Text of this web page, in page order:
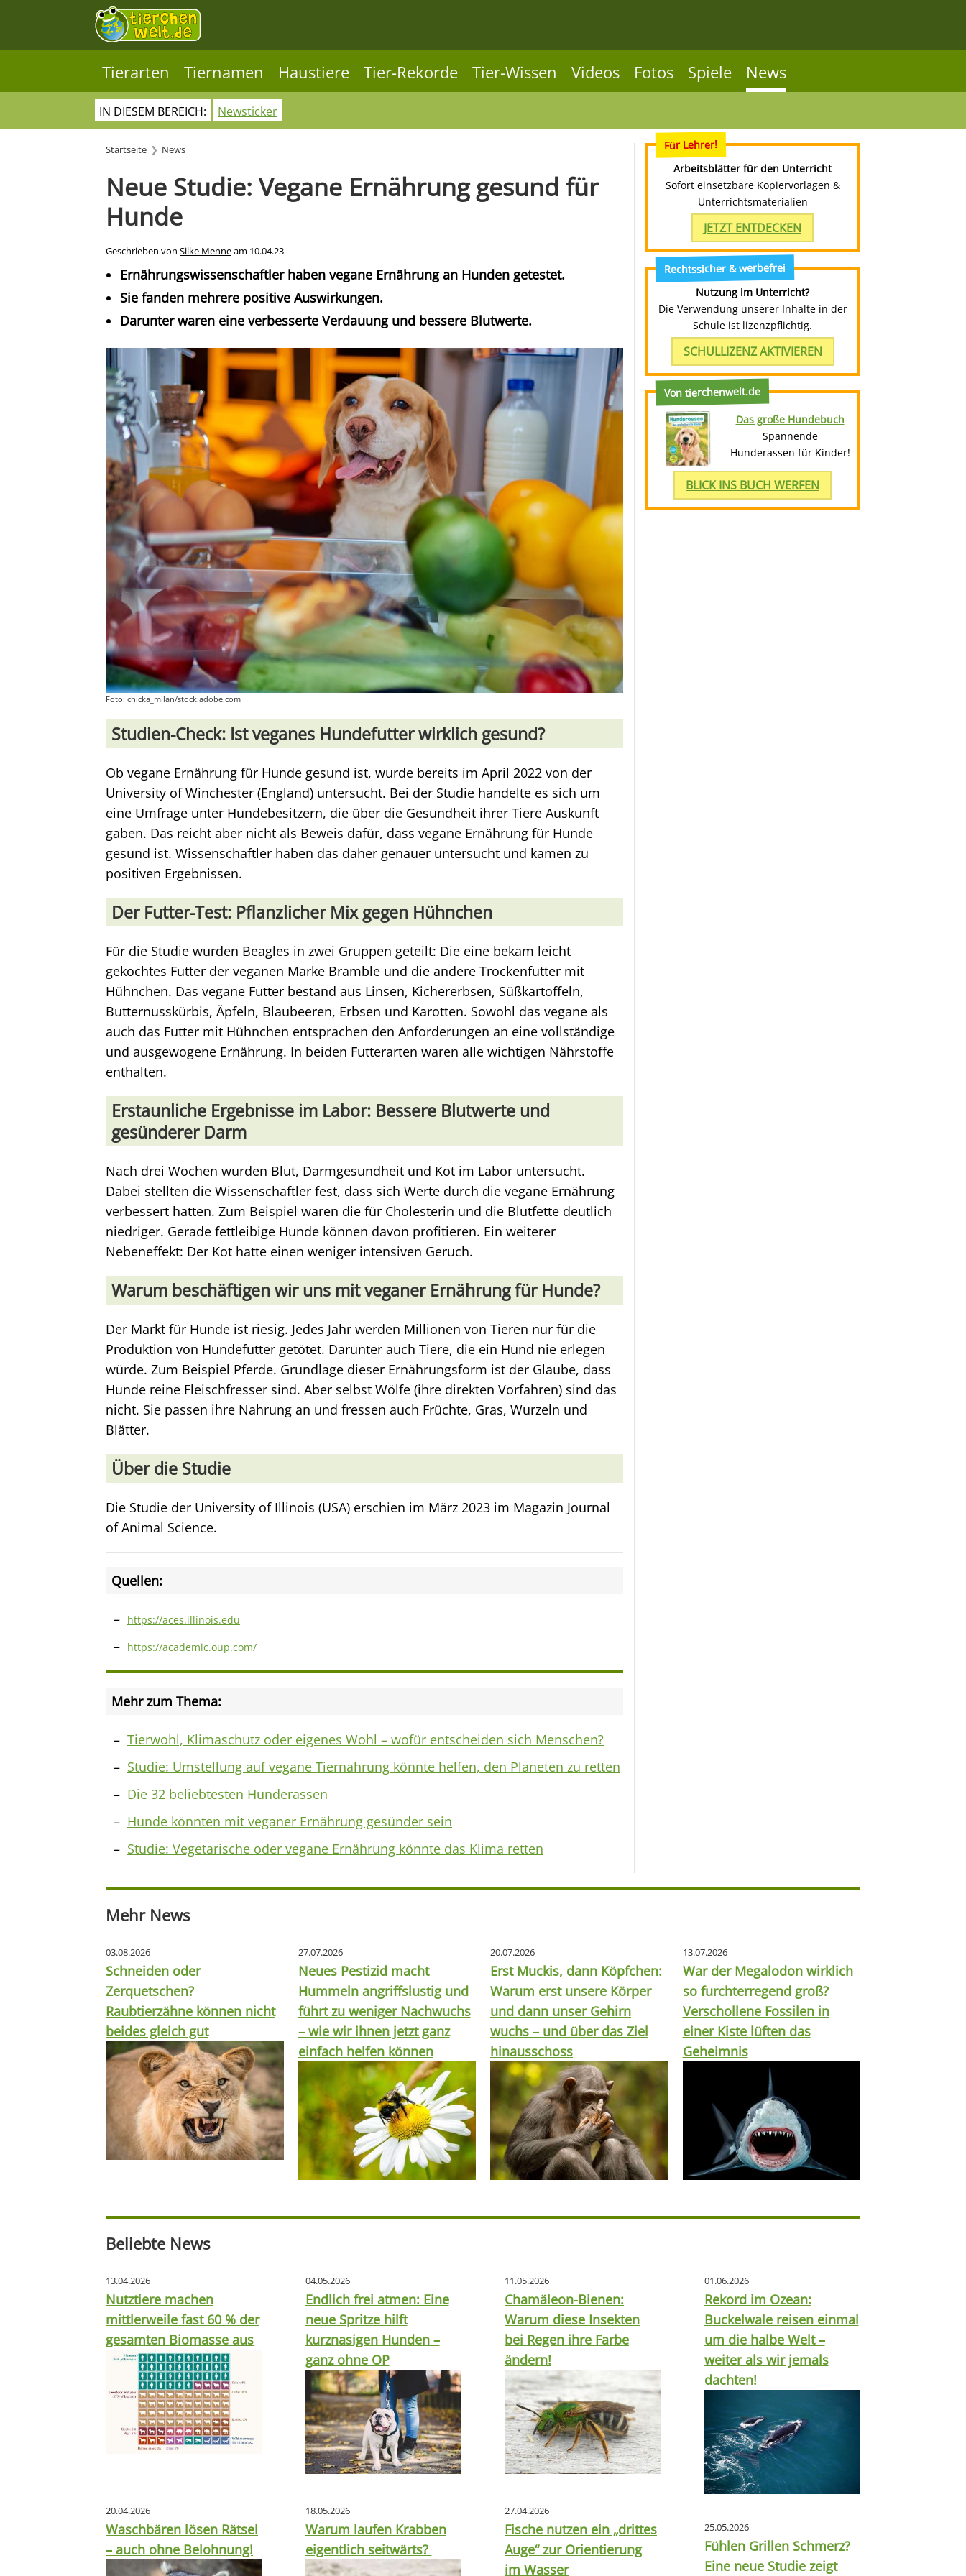
Tierarten Tiernamen Haustiere Tier-Rekorde Tier-Wissen Videos Fotos Spiele News
IN DIESEM BEREICH: Newsticker
Startseite News
Neue Studie: Vegane Ernährung gesund für
Hunde
Geschrieben von Silke Menneam 10.04.23
Ernährungswissenschaftler haben vegane Ernährung an Hunden getestet.
Sie fanden mehrere positive Auswirkungen.
Darunter waren eine verbesserte Verdauung und bessere Blutwerte.
Foto: chicka_milan/stock.adobe.com
Studien-Check: Ist veganes Hundefutter wirklich gesund?
Ob vegane Ernährung für Hunde gesund ist, wurde bereits im April 2022 von der
University of Winchester (England) untersucht. Bei der Studie handelte es sich um
eine Umfrage unter Hundebesitzern, die über die Gesundheit ihrer Tiere Auskunft
gaben. Das reicht aber nicht als Beweis dafür, dass vegane Ernährung für Hunde
gesund ist. Wissenschaftler haben das daher genauer untersucht und kamen zu
positiven Ergebnissen.
Der Futter-Test: Pflanzlicher Mix gegen Hühnchen
Für die Studie wurden Beagles in zwei Gruppen geteilt: Die eine bekam leicht
gekochtes Futter der veganen Marke Bramble und die andere Trockenfutter mit
Hühnchen. Das vegane Futter bestand aus Linsen, Kichererbsen, Süßkartoffeln,
Butternusskürbis, Äpfeln, Blaubeeren, Erbsen und Karotten. Sowohl das vegane als
auch das Futter mit Hühnchen entsprachen den Anforderungen an eine vollständige
und ausgewogene Ernährung. In beiden Futterarten waren alle wichtigen Nährstoffe
enthalten.
Erstaunliche Ergebnisse im Labor: Bessere Blutwerte und
gesünderer Darm
Nach drei Wochen wurden Blut, Darmgesundheit und Kot im Labor untersucht.
Dabei stellten die Wissenschaftler fest, dass sich Werte durch die vegane Ernährung
verbessert hatten. Zum Beispiel waren die für Cholesterin und die Blutfette deutlich
niedriger. Gerade fettleibige Hunde können davon profitieren. Ein weiterer
Nebeneffekt: Der Kot hatte einen weniger intensiven Geruch.
Warum beschäftigen wir uns mit veganer Ernährung für Hunde?
Der Markt für Hunde ist riesig. Jedes Jahr werden Millionen von Tieren nur für die
Produktion von Hundefutter getötet. Darunter auch Tiere, die ein Hund nie erlegen
würde. Zum Beispiel Pferde. Grundlage dieser Ernährungsform ist der Glaube, dass
Hunde reine Fleischfresser sind. Aber selbst Wölfe (ihre direkten Vorfahren) sind das
nicht. Sie passen ihre Nahrung an und fressen auch Früchte, Gras, Wurzeln und
Blätter.
Über die Studie
Die Studie der University of Illinois (USA) erschien im März 2023 im Magazin Journal
of Animal Science.
Quellen:
https://aces.illinois.edu
https://academic.oup.com/
Mehr zum Thema:
Tierwohl, Klimaschutz oder eigenes Wohl – wofür entscheiden sich Menschen?
Studie: Umstellung auf vegane Tiernahrung könnte helfen, den Planeten zu retten
Die 32 beliebtesten Hunderassen
Hunde könnten mit veganer Ernährung gesünder sein
Studie: Vegetarische oder vegane Ernährung könnte das Klima retten
Für Lehrer!
Arbeitsblätter für den Unterricht
Sofort einsetzbare Kopiervorlagen &
Unterrichtsmaterialien
JETZT ENTDECKEN
Rechtssicher & werbefrei
Nutzung im Unterricht?
Die Verwendung unserer Inhalte in der
Schule ist lizenzpflichtig.
SCHULLIZENZ AKTIVIEREN
Von tierchenwelt.de
Das große Hundebuch
Spannende
Hunderassen für Kinder!
BLICK INS BUCH WERFEN
Mehr News
03.08.2026
Schneiden oder
Zerquetschen?
Raubtierzähne können nicht
beides gleich gut
27.07.2026
Neues Pestizid macht
Hummeln angriffslustig und
führt zu weniger Nachwuchs
– wie wir ihnen jetzt ganz
einfach helfen können
20.07.2026
Erst Muckis, dann Köpfchen:
Warum erst unsere Körper
und dann unser Gehirn
wuchs – und über das Ziel
hinausschoss
13.07.2026
War der Megalodon wirklich
so furchterregend groß?
Verschollene Fossilen in
einer Kiste lüften das
Geheimnis
Beliebte News
13.04.2026
Nutztiere machen
mittlerweile fast 60 % der
gesamten Biomasse aus
20.04.2026
Waschbären lösen Rätsel
– auch ohne Belohnung!
04.05.2026
Endlich frei atmen: Eine
neue Spritze hilft
kurznasigen Hunden –
ganz ohne OP
18.05.2026
Warum laufen Krabben
eigentlich seitwärts?
11.05.2026
Chamäleon-Bienen:
Warum diese Insekten
bei Regen ihre Farbe
ändern!
27.04.2026
Fische nutzen ein „drittes
Auge“ zur Orientierung
im Wasser
01.06.2026
Rekord im Ozean:
Buckelwale reisen einmal
um die halbe Welt –
weiter als wir jemals
dachten!
25.05.2026
Fühlen Grillen Schmerz?
Eine neue Studie zeigt